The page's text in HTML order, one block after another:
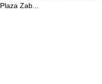
Plaza Zab...